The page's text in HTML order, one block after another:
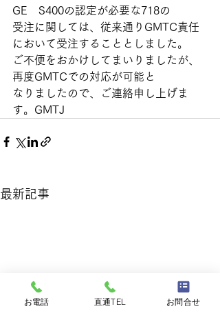
GE　S400の認定が必要な718の
受注に関しては、従来通りGMTC責任
において受注することとしました。
ご不便をおかけしてまいりましたが、
再度GMTCでの対応が可能と
なりましたので、ご連絡申し上げま
す。GMTJ
最新記事
お電話 直通TEL お問合せ